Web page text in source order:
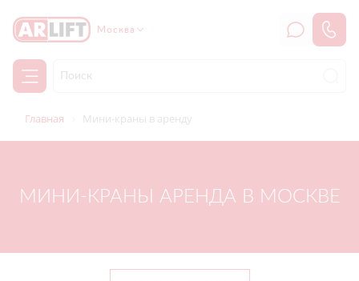
Москва
Главная Мини-краны в аренду
МИНИ-КРАНЫ АРЕНДА В МОСКВЕ